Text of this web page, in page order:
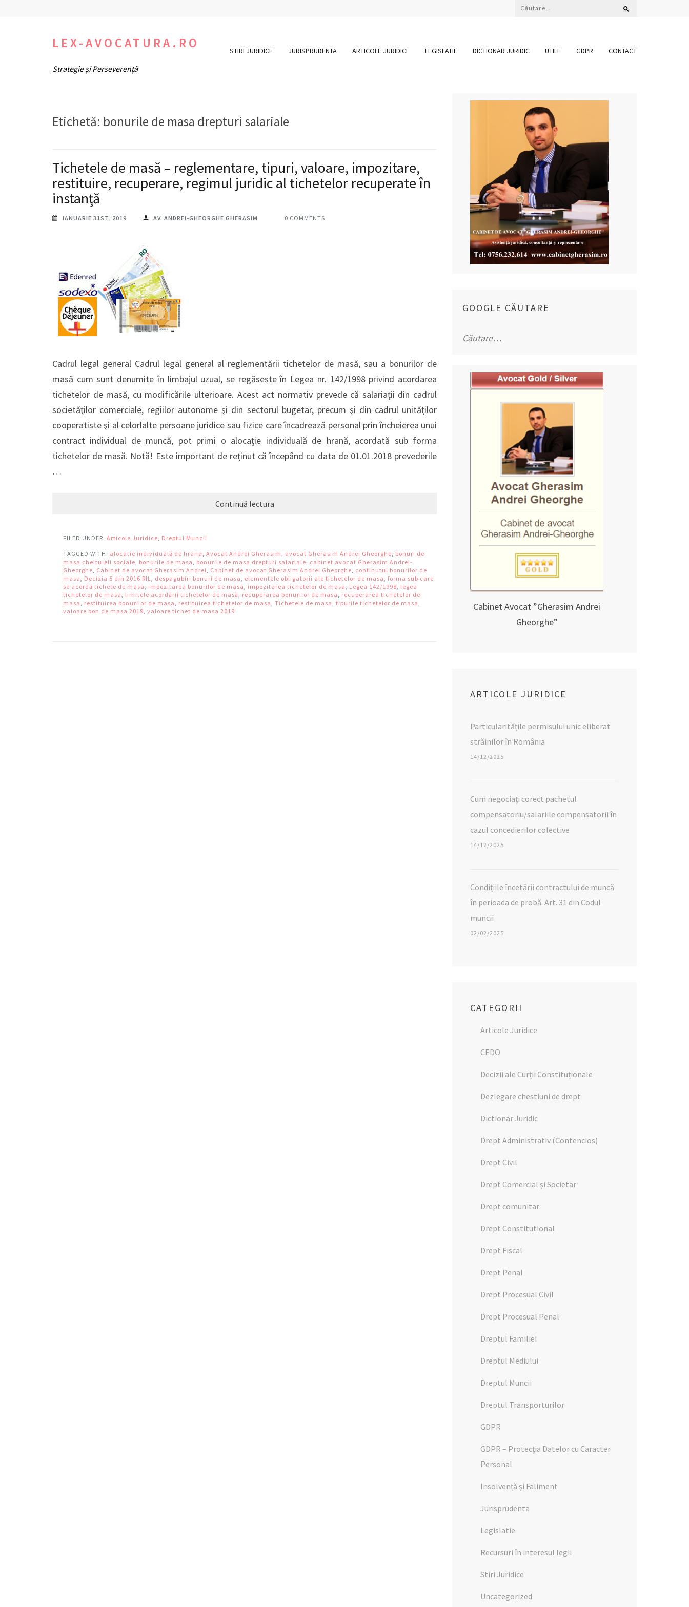
Caută
LEX-AVOCATURA.RO
Strategie și Perseverență
STIRI JURIDICE JURISPRUDENTA ARTICOLE JURIDICE LEGISLATIE DICTIONAR JURIDIC UTILE GDPR CONTACT
Etichetă: bonurile de masa drepturi salariale
Tichetele de masă – reglementare, tipuri, valoare, impozitare,
restituire, recuperare, regimul juridic al tichetelor recuperate în
instanță
IANUARIE 31ST, 2019 AV. ANDREI-GHEORGHE GHERASIM 0 COMMENTS
Cadrul legal general Cadrul legal general al reglementării tichetelor de masă, sau a bonurilor de
masă cum sunt denumite în limbajul uzual, se regăsește în Legea nr. 142/1998 privind acordarea
tichetelor de masă, cu modificările ulterioare. Acest act normativ prevede că salariaţii din cadrul
societăţilor comerciale, regiilor autonome şi din sectorul bugetar, precum şi din cadrul unităţilor
cooperatiste şi al celorlalte persoane juridice sau fizice care încadrează personal prin încheierea unui
contract individual de muncă, pot primi o alocaţie individuală de hrană, acordată sub forma
tichetelor de masă. Notă! Este important de reținut că începând cu data de 01.01.2018 prevederile
…
Continuă lectura
FILED UNDER: Articole Juridice, Dreptul Muncii
TAGGED WITH: alocatie individuală de hrana, Avocat Andrei Gherasim, avocat Gherasim Andrei Gheorghe, bonuri de
masa cheltuieli sociale, bonurile de masa, bonurile de masa drepturi salariale, cabinet avocat Gherasim Andrei-
Gheorghe, Cabinet de avocat Gherasim Andrei, Cabinet de avocat Gherasim Andrei Gheorghe, continutul bonurilor de
masa, Decizia 5 din 2016 RIL, despagubiri bonuri de masa, elementele obligatorii ale tichetelor de masa, forma sub care
se acordă tichete de masa, impozitarea bonurilor de masa, impozitarea tichetelor de masa, Legea 142/1998, legea
tichetelor de masa, limitele acordării tichetelor de masă, recuperarea bonurilor de masa, recuperarea tichetelor de
masa, restituirea bonurilor de masa, restituirea tichetelor de masa, Tichetele de masa, tipurile tichetelor de masa,
valoare bon de masa 2019, valoare tichet de masa 2019
GOOGLE CĂUTARE
după:
Cabinet Avocat ”Gherasim Andrei
Gheorghe”
ARTICOLE JURIDICE
Particularitățile permisului unic eliberat
străinilor în România
14/12/2025
Cum negociați corect pachetul
compensatoriu/salariile compensatorii în
cazul concedierilor colective
14/12/2025
Condițiile încetării contractului de muncă
în perioada de probă. Art. 31 din Codul
muncii
02/02/2025
CATEGORII
Articole Juridice
CEDO
Decizii ale Curții Constituționale
Dezlegare chestiuni de drept
Dictionar Juridic
Drept Administrativ (Contencios)
Drept Civil
Drept Comercial și Societar
Drept comunitar
Drept Constitutional
Drept Fiscal
Drept Penal
Drept Procesual Civil
Drept Procesual Penal
Dreptul Familiei
Dreptul Mediului
Dreptul Muncii
Dreptul Transporturilor
GDPR
GDPR – Protecția Datelor cu Caracter
Personal
Insolvență și Faliment
Jurisprudenta
Legislatie
Recursuri în interesul legii
Stiri Juridice
Uncategorized